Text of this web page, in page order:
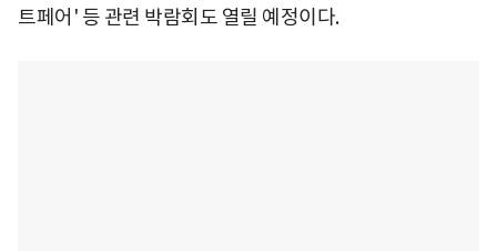
트페어' 등 관련 박람회도 열릴 예정이다.